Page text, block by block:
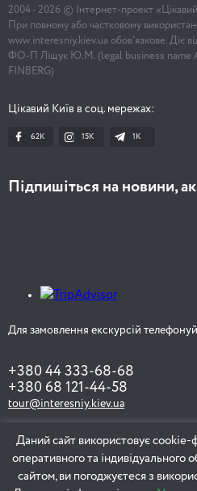
2004 - 2026 © Інтернет-проект
При повному або частковому
www.interesniy.kiev.ua обов'язкове. Діє
ФО-П Ліщук Ю.М. (legal business name
FINBERG)
Цікавий Київ в соц. мережах:
62K 15K 1К
Підпишіться на новини,
Для замовлення екскурсій
+380 44 333-68-68
+380 68 121-44-58
tour@interesniy.kiev.ua
ЗАМОВИТИ ЕКСКУРСІЮ
Даний сайт використовує
оперативного та індивідуального
сайтом, ви погоджуєтеся з